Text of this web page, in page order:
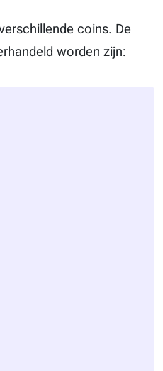
coins. De
worden zijn: